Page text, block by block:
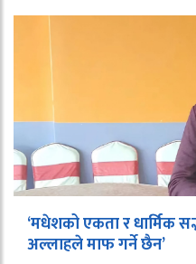
‘मधेशको एकता र धार्मिक
अल्लाहले माफ गर्ने छैन’